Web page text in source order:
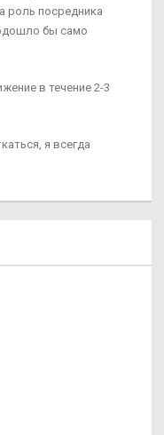
роль посредника
бы само
в течение 2-3
я всегда